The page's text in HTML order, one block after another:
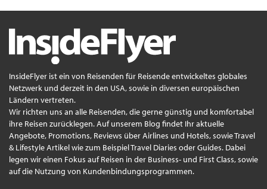
InsideFlyer ist ein von Reisenden für Reisende entwickeltes globales
Netzwerk und derzeit in den USA, sowie in diversen europäischen
Ländern vertreten.
Wir richten uns an alle Reisenden, die gerne günstig und komfortabel
ihre Reisen zurücklegen. Auf unserem Blog findet Ihr aktuelle
Angebote, Promotions, Reviews über Airlines und Hotels, sowie Travel
& Lifestyle Artikel wie zum Beispiel Travel Diaries oder Guides. Dabei
legen wir einen Fokus auf Reisen in der Business- und First Class, sowie
auf die Nutzung von Kundenbindungsprogrammen.